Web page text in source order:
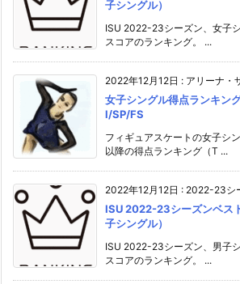
子シングル）
ISU 2022-23シーズン、女子
スコアのランキング。 ...
2022年12月12日 : アリーナ・
女子シングル得点ランキン
l/SP/FS
フィギュアスケートの女子シ
以降の得点ランキング（T ...
2022年12月12日 : 2022-23シ
ISU 2022-23シーズンベス
子シングル）
ISU 2022-23シーズン、男子
スコアのランキング。 ...